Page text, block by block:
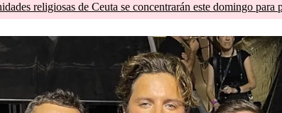
religiosas de Ceuta se concentrarán este domingo